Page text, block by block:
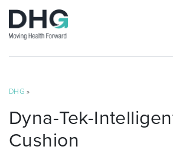
DHG »
Dyna-Tek-
Cushion